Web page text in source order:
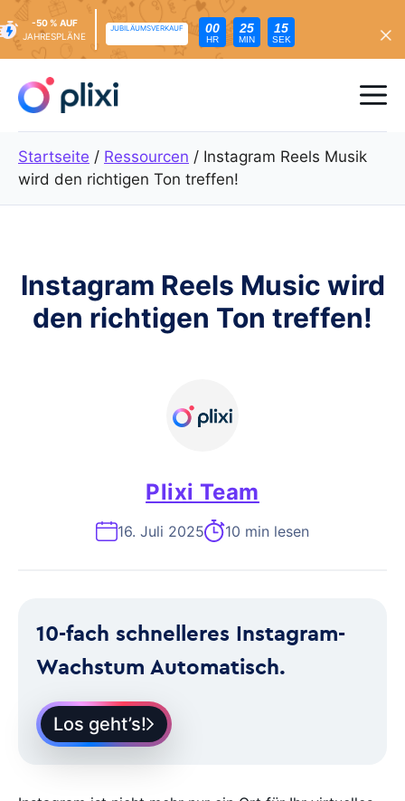
Inhalt
springen
-50 % AUF
JAHRESPLÄNE
JUBILÄUMSVERKAUF 00
HR
25
MIN
14
SEK
Startseite / Ressourcen / Instagram Reels Musik
wird den richtigen Ton treffen!
Instagram Reels Music wird
den richtigen Ton treffen!
Plixi Team
16. Juli 2025 10 min lesen
10-fach schnelleres Instagram-
Wachstum Automatisch.
Los geht’s!